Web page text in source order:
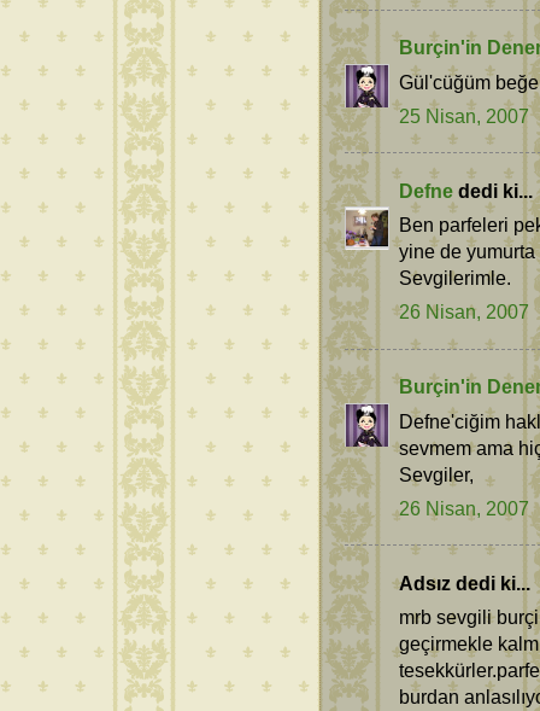
Burçin'in
Gül'cüğüm
25 Nisan, 2007
Defne dedi ki...
Ben parfeleri
yine de yumurta
Sevgilerimle.
26 Nisan, 2007
Burçin'in
Defne'ciğim
sevmem ama
Sevgiler,
26 Nisan, 2007
Adsız dedi ki...
mrb sevgili
geçirmekle
burdan